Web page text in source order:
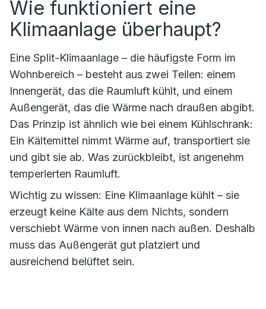
Wie funktioniert eine
Klimaanlage überhaupt?
Eine Split-Klimaanlage – die häufigste Form im
Wohnbereich – besteht aus zwei Teilen: einem
Innengerät, das die Raumluft kühlt, und einem
Außengerät, das die Wärme nach draußen abgibt.
Das Prinzip ist ähnlich wie bei einem Kühlschrank:
Ein Kältemittel nimmt Wärme auf, transportiert sie
und gibt sie ab. Was zurückbleibt, ist angenehm
temperierten Raumluft.
Wichtig zu wissen: Eine Klimaanlage kühlt – sie
erzeugt keine Kälte aus dem Nichts, sondern
verschiebt Wärme von innen nach außen. Deshalb
muss das Außengerät gut platziert und
ausreichend belüftet sein.